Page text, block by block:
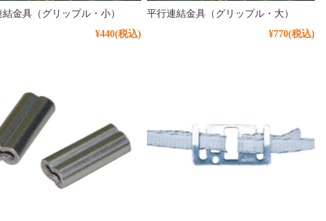
金具（グリップル・小）
¥440(税込)
平行連結金具（グリップル・大）
¥770(税込)